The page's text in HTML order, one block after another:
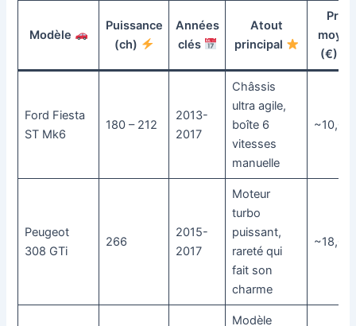
Modèle
Puissance
(ch)
Années
clés
Atout
principal
Prix
moyen
(€)
Ford Fiesta
ST Mk6
180 – 212
2013-
2017
Châssis
ultra agile,
boîte 6
vitesses
manuelle
Peugeot
308 GTi
266
2015-
2017
Moteur
turbo
puissant,
rareté qui
fait son
charme
Modèle